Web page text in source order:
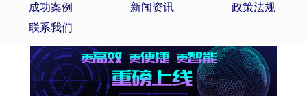
成功案例
新闻资讯
政策法规
联系我们